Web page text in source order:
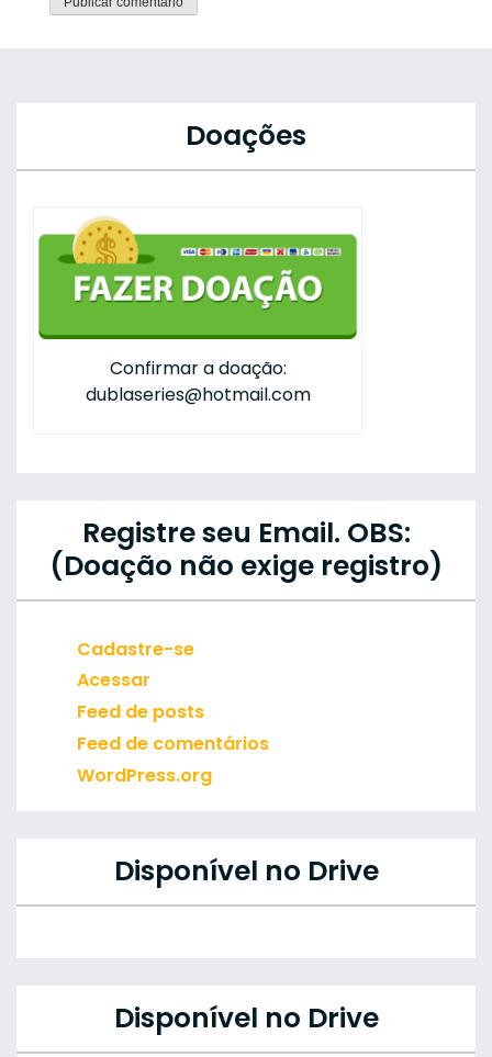
Doações
Confirmar a doação:
dublaseries@hotmail.com
Registre seu Email. OBS:
(Doação não exige registro)
Cadastre-se
Acessar
Feed de posts
Feed de comentários
WordPress.org
Disponível no Drive
Disponível no Drive